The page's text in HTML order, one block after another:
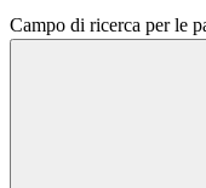
Campo di ricerca per le